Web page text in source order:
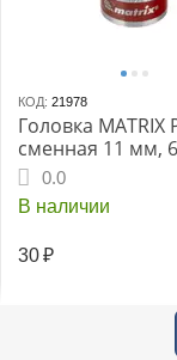
КОД: 21978
Головка MATRIX PROFI
сменная 11 мм,
гранная CR-V
0.0
В наличии
30 ₽